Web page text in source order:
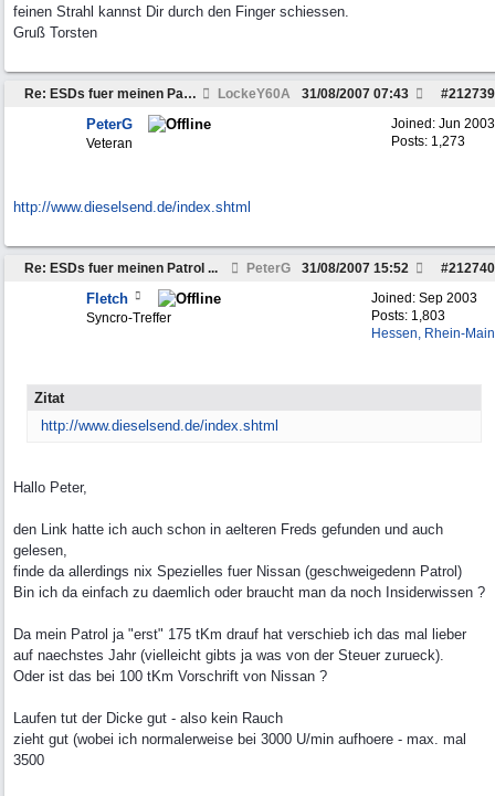
feinen Strahl kannst Dir durch den Finger schiessen.
Gruß Torsten
Re: ESDs fuer meinen Patrol ... LockeY60A #212739
31/08/2007 07:43
Joined: Jun 2003
Posts: 1,273
PeterG
Veteran
http://www.dieselsend.de/index.shtml
Re: ESDs fuer meinen Patrol ... PeterG #212740
31/08/2007 15:52
Joined: Sep 2003
Posts: 1,803
Hessen, Rhein-Main
Fletch
Syncro-Treffer
Zitat
http://www.dieselsend.de/index.shtml
Hallo Peter,
den Link hatte ich auch schon in aelteren Freds gefunden und auch
gelesen,
finde da allerdings nix Spezielles fuer Nissan (geschweigedenn Patrol)
Bin ich da einfach zu daemlich oder braucht man da noch Insiderwissen ?
Da mein Patrol ja "erst" 175 tKm drauf hat verschieb ich das mal lieber
auf naechstes Jahr (vielleicht gibts ja was von der Steuer zurueck).
Oder ist das bei 100 tKm Vorschrift von Nissan ?
Laufen tut der Dicke gut - also kein Rauch
zieht gut (wobei ich normalerweise bei 3000 U/min aufhoere - max. mal
3500